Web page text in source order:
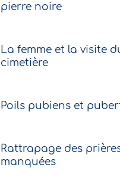
pierre noire
La femme et la visite
cimetière
Poils pubiens et
Rattrapage des
manquées